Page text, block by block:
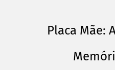
Placa Mãe: